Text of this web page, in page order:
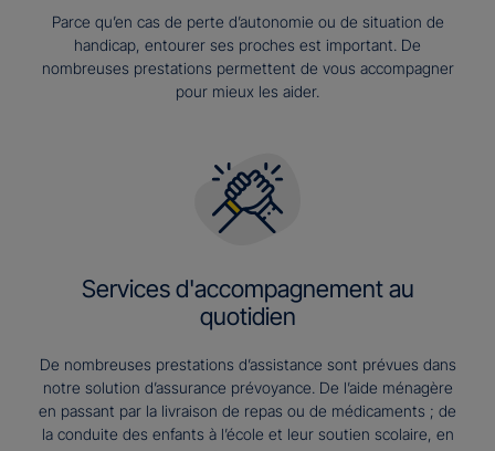
Parce qu’en cas de perte d’autonomie ou de situation de
handicap, entourer ses proches est important. De
nombreuses prestations permettent de vous accompagner
pour mieux les aider.
Services d'accompagnement au
quotidien
De nombreuses prestations d’assistance sont prévues dans
notre solution d’assurance prévoyance. De l’aide ménagère
en passant par la livraison de repas ou de médicaments ; de
la conduite des enfants à l’école et leur soutien scolaire, en